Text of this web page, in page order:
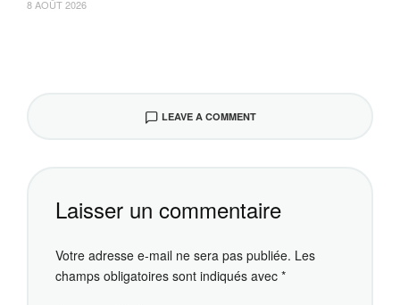
8 AOÛT 2026
LEAVE A COMMENT
Laisser un commentaire
Votre adresse e-mail ne sera pas publiée. Les
champs obligatoires sont indiqués avec *